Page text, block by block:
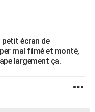
petit écran de
mal filmé et monté,
largement ça.